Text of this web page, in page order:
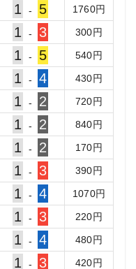
1 - 5 1760円
1 - 3 300円
1 - 5 540円
1 - 4 430円
1 - 2 720円
1 - 2 840円
1 - 2 170円
1 - 3 390円
1 - 4 1070円
1 - 3 220円
1 - 4 480円
1 - 3 420円